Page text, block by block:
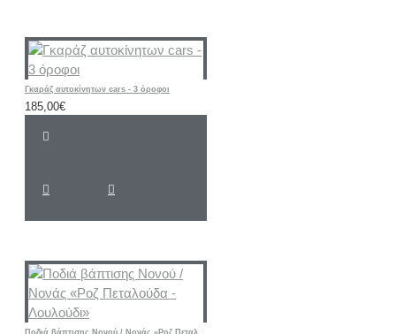
Γκαράζ αυτοκίνητων cars - 3 όροφοι
185,00€